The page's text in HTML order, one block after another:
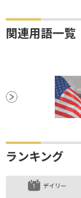
関連用語一覧
ランキング
デイリー